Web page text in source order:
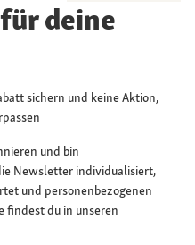
deine
sichern und keine Aktion,
und bin
Newsletter individualisiert,
und personenbezogenen
findest du in unseren